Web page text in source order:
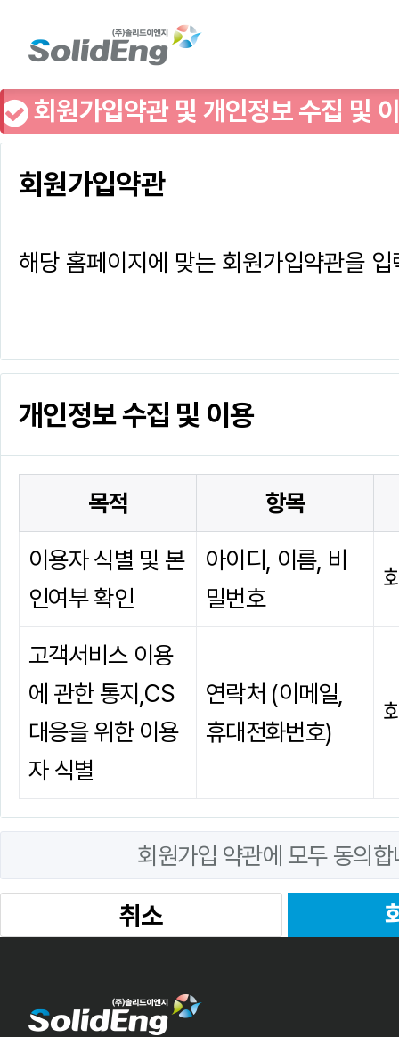
회원가입약관 및 개인정보 수집 및
회원가입약관
개인정보 수집 및 이용
목적
항목
이용자 식별 및 본
인여부 확인
아이디, 이름, 비
밀번호
고객서비스 이용
에 관한 통지,CS
대응을 위한 이용
자 식별
연락처 (이메일,
휴대전화번호)
회원가입 약관에 모두 동의합
취소